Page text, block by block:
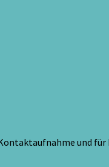
und